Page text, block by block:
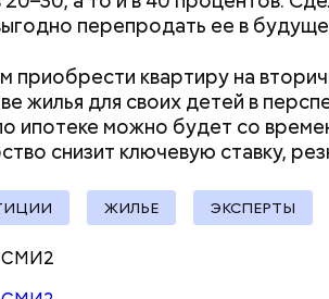
перепродать ее в
приобрести квартиру на
жилья для своих детей в
ипотеке можно будет со
снизит ключевую ставку,
ЖИЛЬЕ ЭКСПЕРТЫ
СМИ2
он проработал восемь суток. В
уровня радиации в воздухе.
на несколько дней.
Как получить до 100 тысяч
рублей от государства при
претендовать и какие нужны
документы